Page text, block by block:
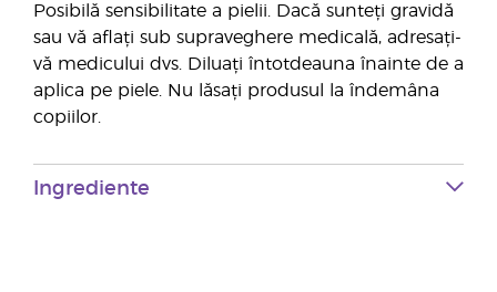
Posibilă sensibilitate a pielii. Dacă sunteți gravidă
sau vă aflați sub supraveghere medicală, adresați-
vă medicului dvs. Diluați întotdeauna înainte de a
aplica pe piele. Nu lăsați produsul la îndemâna
copiilor.
Ingrediente